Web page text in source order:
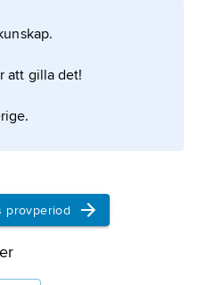
USA:s
av den marina
att gilla det!
provperiod